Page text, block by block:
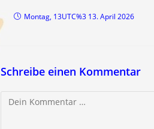
Montag, 13UTC%3 13. April 2026
Schreibe einen Kommentar
Kommentar